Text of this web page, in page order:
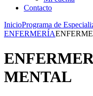
Contacto
InicioPrograma de
ENFERMERÍA
MENTAL